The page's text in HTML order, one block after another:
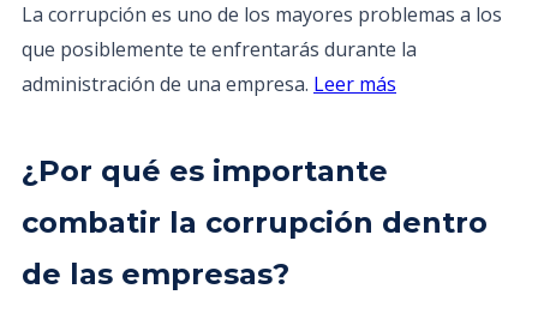
La corrupción es uno de los mayores problemas a los
que posiblemente te enfrentarás durante la
administración de una empresa. Leer más
¿Por qué es importante
combatir la corrupción dentro
de las empresas?